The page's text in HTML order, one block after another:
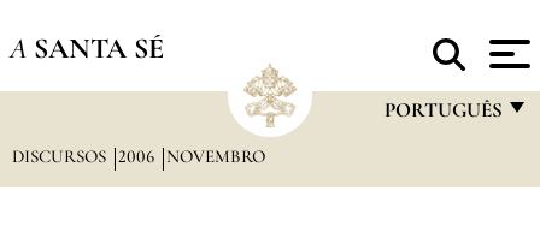
A SANTA SÉ
PORTUGUÊS
DISCURSOS 2006 NOVEMBRO